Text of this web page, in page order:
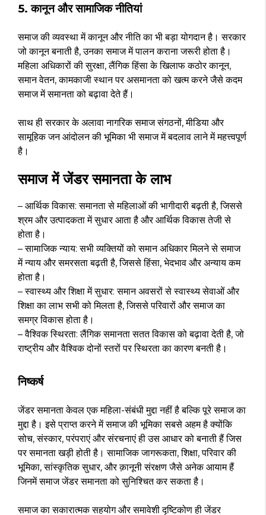
5. कानून और सामाजिक नीतियां
समाज की व्यवस्था में कानून और नीति का भी बड़ा योगदान है। सरकार
जो कानून बनाती है, उनका समाज में पालन कराना जरूरी होता है।
महिला अधिकारों की सुरक्षा, लैंगिक हिंसा के खिलाफ कठोर कानून,
समान वेतन, कामकाजी स्थान पर असमानता को खत्म करने जैसे कदम
समाज में समानता को बढ़ावा देते हैं।
साथ ही सरकार के अलावा नागरिक समाज संगठनों, मीडिया और
सामूहिक जन आंदोलन की भूमिका भी समाज में बदलाव लाने में महत्त्वपूर्ण
है।
समाज में जेंडर समानता के लाभ
– आर्थिक विकास: समानता से महिलाओं की भागीदारी बढ़ती है, जिससे
श्रम और उत्पादकता में सुधार आता है और आर्थिक विकास तेजी से
होता है।
– सामाजिक न्याय: सभी व्यक्तियों को समान अधिकार मिलने से समाज
में न्याय और समरसता बढ़ती है, जिससे हिंसा, भेदभाव और अन्याय कम
होता है।
– स्वास्थ्य और शिक्षा में सुधार: समान अवसरों से स्वास्थ्य सेवाओं और
शिक्षा का लाभ सभी को मिलता है, जिससे परिवारों और समाज का
समग्र विकास होता है।
– वैश्विक स्थिरता: लैंगिक समानता सतत विकास को बढ़ावा देती है, जो
राष्ट्रीय और वैश्विक दोनों स्तरों पर स्थिरता का कारण बनती है।
निष्कर्ष
जेंडर समानता केवल एक महिला-संबंधी मुद्दा नहीं है बल्कि पूरे समाज का
मुद्दा है। इसे प्राप्त करने में समाज की भूमिका सबसे अहम है क्योंकि
सोच, संस्कार, परंपराएं और संरचनाएं ही उस आधार को बनाती हैं जिस
पर समानता खड़ी होती है। सामाजिक जागरूकता, शिक्षा, परिवार की
भूमिका, सांस्कृतिक सुधार, और क़ानूनी संरक्षण जैसे अनेक आयाम हैं
जिनमें समाज जेंडर समानता को सुनिश्चित कर सकता है।
समाज का सकारात्मक सहयोग और समावेशी दृष्टिकोण ही जेंडर